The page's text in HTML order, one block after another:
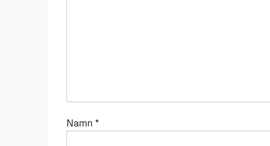
Namn *